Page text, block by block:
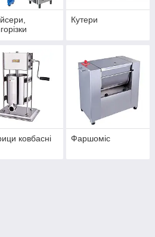
Кутери
ковбасні Фаршоміс